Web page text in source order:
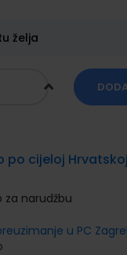
želja
po cijeloj Hrvatskoj
za narudžbu
u PC